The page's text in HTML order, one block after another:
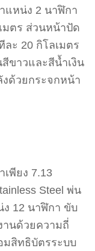
แหน่ง 2 นาฬิกา
มตร ส่วนหน้าปัด
ะ 20 กิโลเมตร
ขาวและสีน้ำเงิน
ด้วยกระจกหน้า
พียง 7.13
Steel พ่น
12 นาฬิกา ขับ
านด้วยความถี่
มสิทธิบัตรระบบ